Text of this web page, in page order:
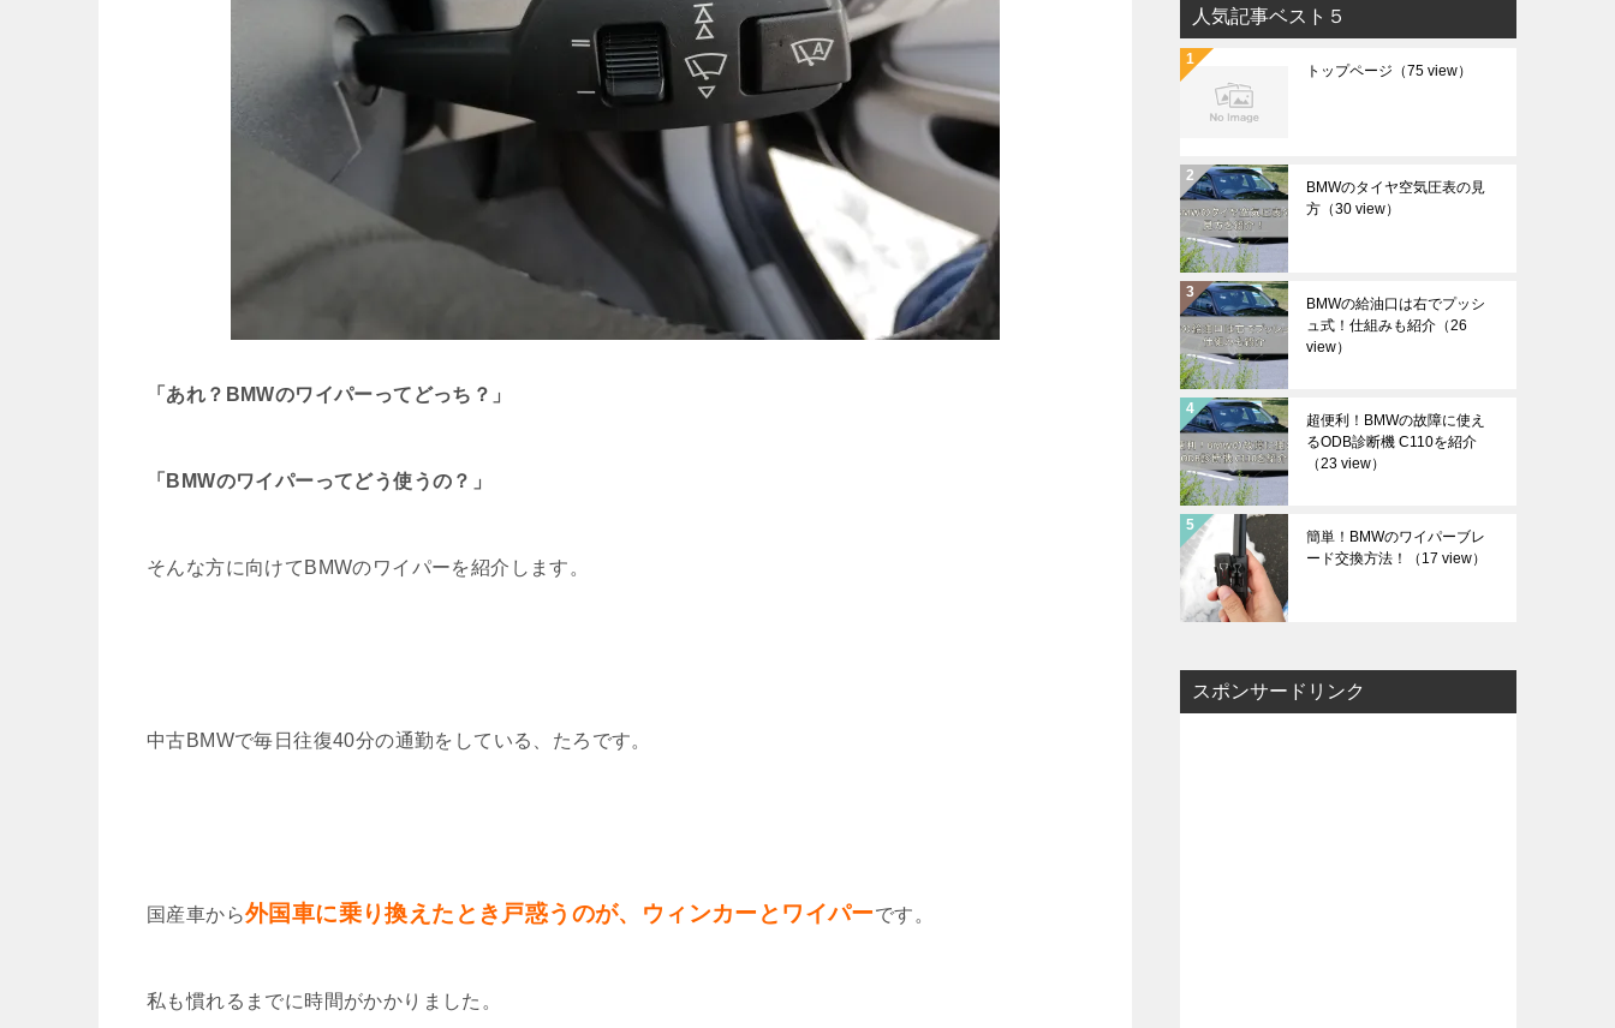
「あれ？BMWのワイパーってどっち？」
「BMWのワイパーってどう使うの？」
そんな方に向けてBMWのワイパーを紹介します。
中古BMWで毎日往復40分の通勤をしている、たろです。
国産車から外国車に乗り換えたとき戸惑うのが、ウィンカーとワイパーです。
私も慣れるまでに時間がかかりました。
人気記事ベスト５
トップページ （75 view）
BMWのタイヤ空気圧表の見
方 （30 view）
BMWの給油口は右でプッシ
ュ式！仕組みも紹介 （26
view）
超便利！BMWの故障に使え
るODB診断機 C110を紹介
（23 view）
簡単！BMWのワイパーブレ
ード交換方法！
（17 view）
スポンサードリンク